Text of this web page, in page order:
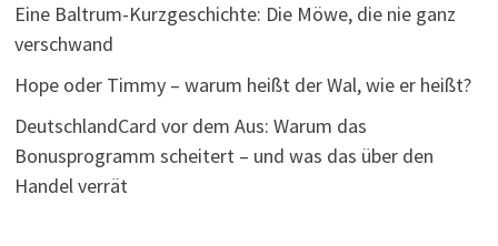
Eine Baltrum-Kurzgeschichte: Die Möwe, die nie ganz
verschwand
Hope oder Timmy – warum heißt der Wal, wie er heißt?
DeutschlandCard vor dem Aus: Warum das
Bonusprogramm scheitert – und was das über den
Handel verrät